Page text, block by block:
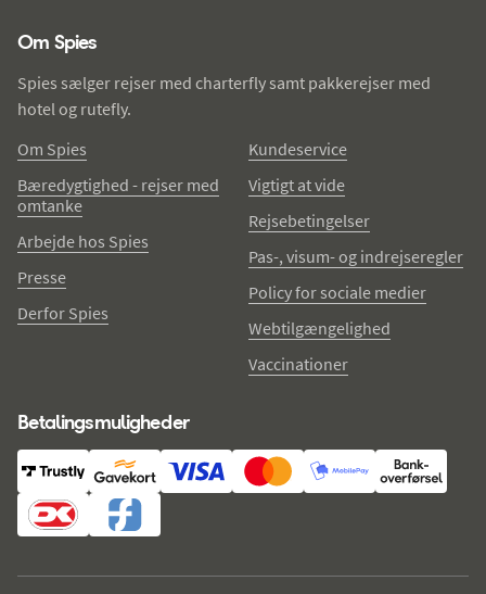
Om Spies
Spies sælger rejser med charterfly samt pakkerejser med
hotel og rutefly.
Om Spies
Bæredygtighed - rejser med
omtanke
Arbejde hos Spies
Presse
Derfor Spies
Kundeservice
Vigtigt at vide
Rejsebetingelser
Pas-, visum- og indrejseregler
Policy for sociale medier
Webtilgængelighed
Vaccinationer
Betalingsmuligheder